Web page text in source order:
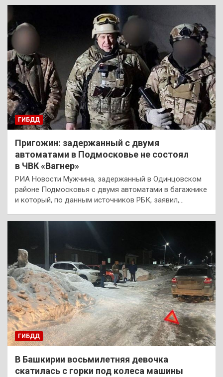
ГИБДД
Пригожин: задержанный с двумя
автоматами в Подмосковье не состоял
в ЧВК «Вагнер»
РИА Новости Мужчина, задержанный в Одинцовском
районе Подмосковья с двумя автоматами в багажнике
и который, по данным источников РБК, заявил,…
ГИБДД
В Башкирии восьмилетняя девочка
скатилась с горки под колеса машины